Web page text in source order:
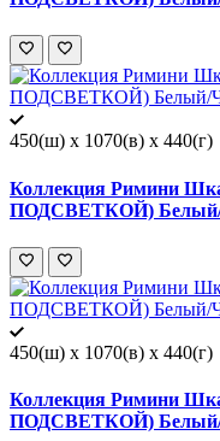
450(ш) x 1070(в) x 440(г)
Коллекция Римини
ПОДСВЕТКОЙ) Белый/
450(ш) x 1070(в) x 440(г)
Коллекция Римини
ПОДСВЕТКОЙ) Белый/